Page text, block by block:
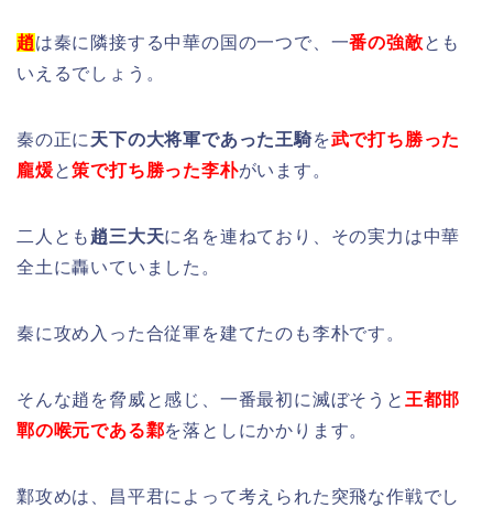
趙は秦に隣接する中華の国の一つで、一番の強敵とも
いえるでしょう。
秦の正に 天下の大将軍であった王騎を武で打ち勝った
龐煖と策で打ち勝った李朴がいます。
二人とも 趙三大天に名を連ねており、その実力は中華
全土に轟いていました。
秦に攻め入った合従軍を建てたのも李朴です。
そんな趙を脅威と感じ、一番最初に滅ぼそうと 王都邯
鄲の喉元である鄴を落としにかかります。
鄴攻めは、昌平君によって考えられた突飛な作戦でし